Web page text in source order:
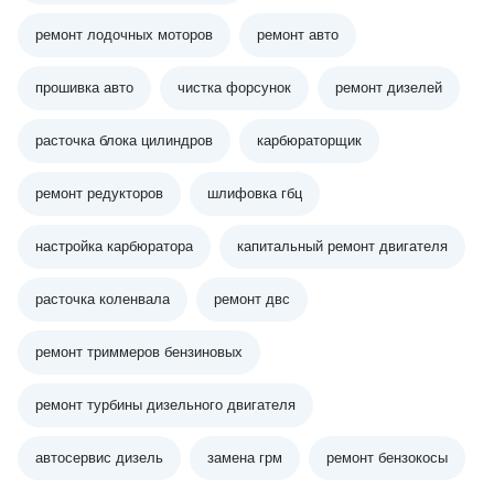
ремонт лодочных моторов ремонт авто
прошивка авто чистка форсунок ремонт дизелей
расточка блока цилиндров карбюраторщик
ремонт редукторов шлифовка гбц
настройка карбюратора капитальный ремонт двигателя
расточка коленвала ремонт двс
ремонт триммеров бензиновых
ремонт турбины дизельного двигателя
автосервис дизель замена грм ремонт бензокосы